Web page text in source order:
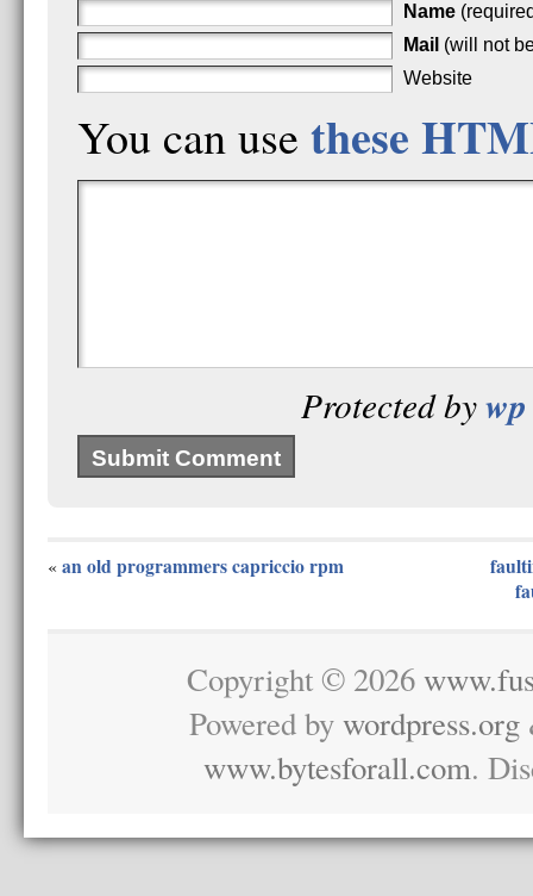
Name
Mail (will not
Website
You can use these
Protected by
« an old programmers capriccio rpm
Copyright © 2026
Powered bywordpress.org
www.bytesforall.com.